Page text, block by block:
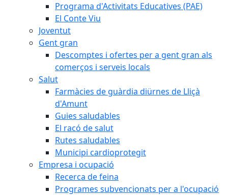
Programa d'Activitats Educatives (PAE)
El Conte Viu
Joventut
Gent gran
Descomptes i ofertes per a gent gran als
comerços i serveis locals
Salut
Farmàcies de guàrdia diürnes de Lliçà
d'Amunt
Guies saludables
El racó de salut
Rutes saludables
Municipi cardioprotegit
Empresa i ocupació
Recerca de feina
Programes subvencionats per a l'ocupació